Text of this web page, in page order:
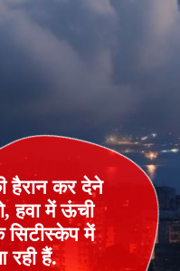
हैरान कर देने
हवा में ऊंची
सिटीस्केप में
रही हैं.